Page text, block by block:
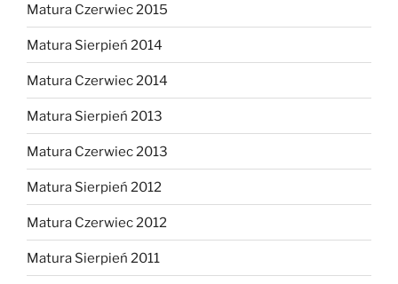
Matura Czerwiec 2015
Matura Sierpień 2014
Matura Czerwiec 2014
Matura Sierpień 2013
Matura Czerwiec 2013
Matura Sierpień 2012
Matura Czerwiec 2012
Matura Sierpień 2011